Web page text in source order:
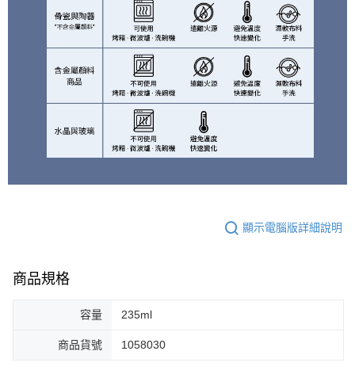
顯示電腦版詳細說明
商品規格
容量 235ml
商品貨號 1058030